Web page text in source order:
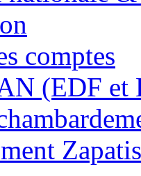
comptes
(EDF et